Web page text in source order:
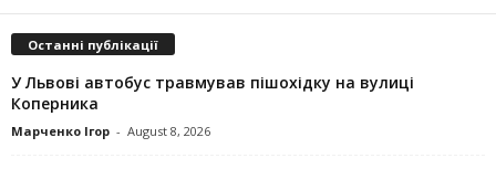
Останні публікації
У Львові автобус травмував пішохідку на вулиці
Коперника
Марченко Ігор - August 8, 2026